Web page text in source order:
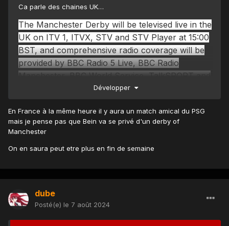
Ca parle des chaines UK…
The Manchester Derby will be televised live in the
UK on ITV 1, ITVX, STV and STV Player at 15:00
BST, and comprehensive radio coverage will be
provided by BBC Radio 5 Live, BBC Radio
Manchester, BBC World Service, TalkSPORT and
TalkSPORT International.
Développer
En France à la même heure il y aura un match amical du PSG
mais je pense pas que Bein va se privé d'un derby of
Manchester
On en saura peut etre plus en fin de semaine
dube
Posté(e) le 7 août 2024